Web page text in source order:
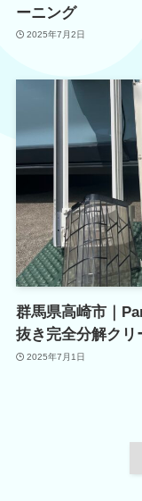
ーニング
2025年7月2日
群馬県高崎市｜
抜き完全分解クリ
2025年7月1日